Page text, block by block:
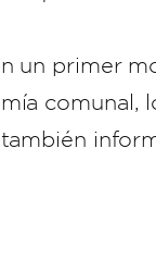
un primer
comunal,